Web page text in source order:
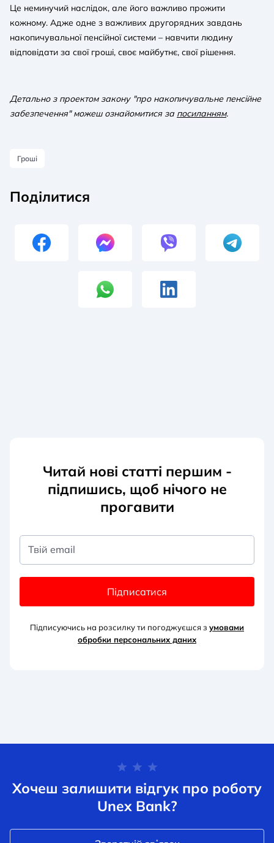
Це неминучий наслідок, але його важливо прожити
кожному. Адже одне з важливих другорядних завдань
накопичувальної пенсійної системи – навчити людину
відповідати за свої гроші, своє майбутнє, свої рішення.
Детально з проектом закону "про накопичувальне пенсійне
забезпечення" можеш ознайомитися за посиланням.
Гроші
Поділитися
Читай нові статті першим -
підпишись, щоб нічого не
прогавити
Твій email
Підписатися
Підписуючись на розсилку ти погоджуєшся з умовами
обробки персональних даних
Хочеш залишити відгук про роботу
Unex Bank?